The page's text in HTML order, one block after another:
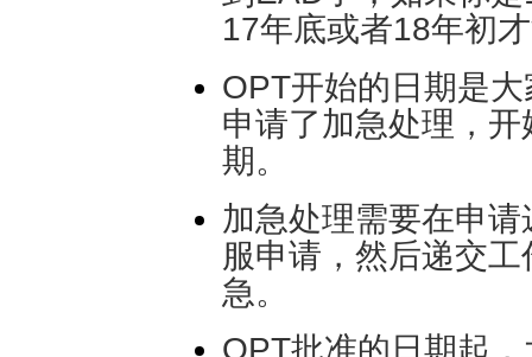
17年底或者18年初
OPT开始的日期是
申请了加急处理，
期。
加急处理需要在申
服申请，然后递交
急。
OPT批准的日期起